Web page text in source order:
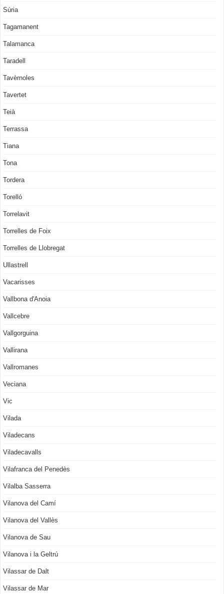
Súria
Tagamanent
Talamanca
Taradell
Tavèrnoles
Tavertet
Teià
Terrassa
Tiana
Tona
Tordera
Torelló
Torrelavit
Torrelles de Foix
Torrelles de Llobregat
Ullastrell
Vacarisses
Vallbona d'Anoia
Vallcebre
Vallgorguina
Vallirana
Vallromanes
Veciana
Vic
Vilada
Viladecans
Viladecavalls
Vilafranca del Penedès
Vilalba Sasserra
Vilanova del Camí
Vilanova del Vallès
Vilanova de Sau
Vilanova i la Geltrú
Vilassar de Dalt
Vilassar de Mar